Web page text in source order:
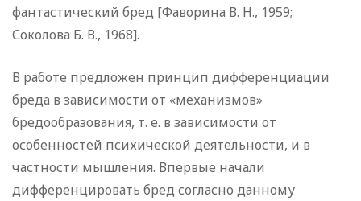
фантастический бред [Фаворина В. Н., 1959;
Соколова Б. В., 1968].
В работе предложен принцип дифференциации
бреда в зависимости от «механизмов»
бредообразования, т. е. в зависимости от
особенностей психической деятельности, и в
частности мышления. Впервые начали
дифференцировать бред согласно данному